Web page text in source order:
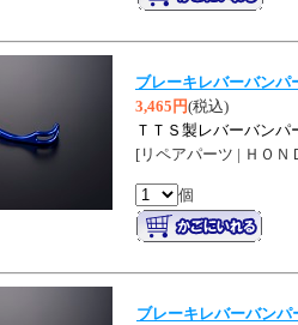
ブレーキレバーバン
3,465円(税込)
ＴＴＳ製レバーバンパ
[リペアパーツ | ＨＯＮ
個
ブレーキレバーバン